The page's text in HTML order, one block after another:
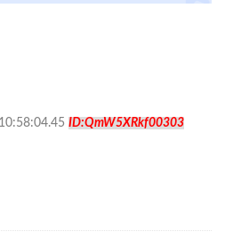
ID:QmW5XRkf00303